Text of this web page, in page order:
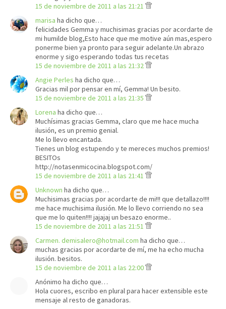
15 de noviembre de 2011 a las 21:21
marisa ha dicho que…
felicidades Gemma y muchisimas gracias por acordarte de
mi humilde blog,Esto hace que me motive aún mas,espero
ponerme bien ya pronto para seguir adelante.Un abrazo
enorme y sigo esperando todas tus recetas
15 de noviembre de 2011 a las 21:32
Angie Perles ha dicho que…
Gracias mil por pensar en mí, Gemma! Un besito.
15 de noviembre de 2011 a las 21:35
Lorena ha dicho que…
Muchísimas gracias Gemma, claro que me hace mucha
ilusión, es un premio genial.
Me lo llevo encantada.
Tienes un blog estupendo y te mereces muchos premios!
BESITOs
http://notasenmicocina.blogspot.com/
15 de noviembre de 2011 a las 21:41
Unknown ha dicho que…
Muchisimas gracias por acordarte de mi!!! que detallazo!!!!
me hace muchisima ilusión. Me lo llevo corriendo no sea
que me lo quiten!!!! jajajaj un besazo enorme..
15 de noviembre de 2011 a las 21:51
Carmen. demisalero@hotmail.com ha dicho que…
muchas gracias por acordarte de mí, me ha echo mucha
ilusión. besitos.
15 de noviembre de 2011 a las 22:00
Anónimo ha dicho que…
Hola cuores, escribo en plural para hacer extensible este
mensaje al resto de ganadoras.